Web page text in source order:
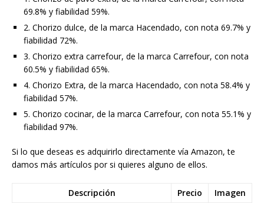
69.8% y fiabilidad 59%.
2. Chorizo dulce, de la marca Hacendado, con nota 69.7% y
fiabilidad 72%.
3. Chorizo extra carrefour, de la marca Carrefour, con nota
60.5% y fiabilidad 65%.
4. Chorizo Extra, de la marca Hacendado, con nota 58.4% y
fiabilidad 57%.
5. Chorizo cocinar, de la marca Carrefour, con nota 55.1% y
fiabilidad 97%.
Si lo que deseas es adquirirlo directamente vía Amazon, te
damos más artículos por si quieres alguno de ellos.
Descripción Precio Imagen